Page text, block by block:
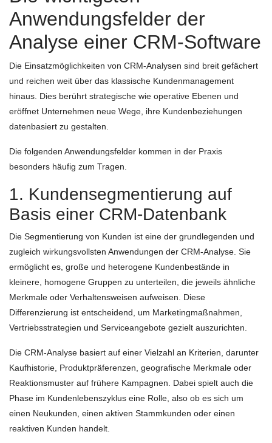
Anwendungsfelder der
Analyse einer CRM-Software
Die Einsatzmöglichkeiten von CRM-Analysen sind breit gefächert
und reichen weit über das klassische Kundenmanagement
hinaus. Dies berührt strategische wie operative Ebenen und
eröffnet Unternehmen neue Wege, ihre Kundenbeziehungen
datenbasiert zu gestalten.
Die folgenden Anwendungsfelder kommen in der Praxis
besonders häufig zum Tragen.
1. Kundensegmentierung auf
Basis einer CRM-Datenbank
Die Segmentierung von Kunden ist eine der grundlegenden und
zugleich wirkungsvollsten Anwendungen der CRM-Analyse. Sie
ermöglicht es, große und heterogene Kundenbestände in
kleinere, homogene Gruppen zu unterteilen, die jeweils ähnliche
Merkmale oder Verhaltensweisen aufweisen. Diese
Differenzierung ist entscheidend, um Marketingmaßnahmen,
Vertriebsstrategien und Serviceangebote gezielt auszurichten.
Die CRM-Analyse basiert auf einer Vielzahl an Kriterien, darunter
Kaufhistorie, Produktpräferenzen, geografische Merkmale oder
Reaktionsmuster auf frühere Kampagnen. Dabei spielt auch die
Phase im Kundenlebenszyklus eine Rolle, also ob es sich um
einen Neukunden, einen aktiven Stammkunden oder einen
reaktiven Kunden handelt.